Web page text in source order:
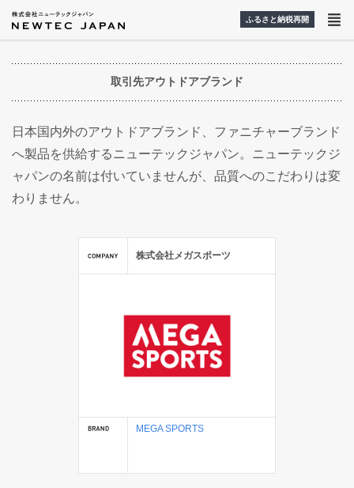
ふるさと納税再開
取引先アウトドアブランド
日本国内外のアウトドアブランド、ファニチャーブランド
へ製品を供給するニューテックジャパン。ニューテックジ
ャパンの名前は付いていませんが、品質へのこだわりは変
わりません。
株式会社メガスポーツ
MEGA SPORTS